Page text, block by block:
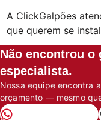
A ClickGalpões
que querem se
Não encontrou o
especialista.
Nossa equipe encontra
orçamento — mesmo
Falar pelo WhatsApp